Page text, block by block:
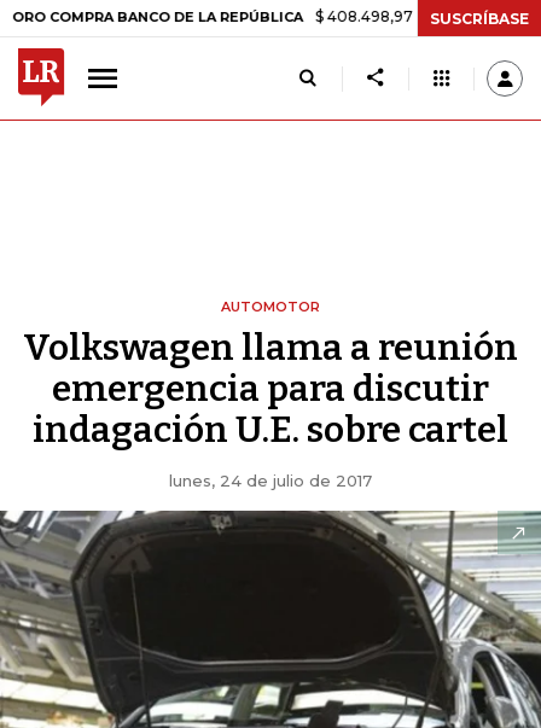
BANCO DE LA REPÚBLICA $ 408.498,97 +$ 8.753,81 +2,19%
SUSCRÍBASE
AUTOMOTOR
Volkswagen llama a reunión
emergencia para discutir
indagación U.E. sobre cartel
lunes, 24 de julio de 2017